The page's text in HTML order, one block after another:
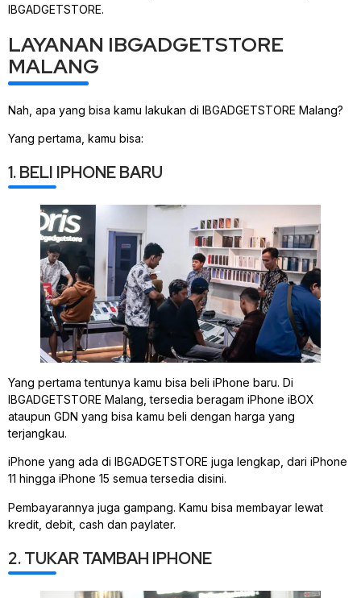
IBGADGETSTORE.
LAYANAN IBGADGETSTORE
MALANG
Nah, apa yang bisa kamu lakukan di IBGADGETSTORE Malang?
Yang pertama, kamu bisa:
1. BELI IPHONE BARU
Yang pertama tentunya kamu bisa beli iPhone baru. Di
IBGADGETSTORE Malang, tersedia beragam iPhone iBOX
ataupun GDN yang bisa kamu beli dengan harga yang
terjangkau.
iPhone yang ada di IBGADGETSTORE juga lengkap, dari iPhone
11 hingga iPhone 15 semua tersedia disini.
Pembayarannya juga gampang. Kamu bisa membayar lewat
kredit, debit, cash dan paylater.
2. TUKAR TAMBAH IPHONE